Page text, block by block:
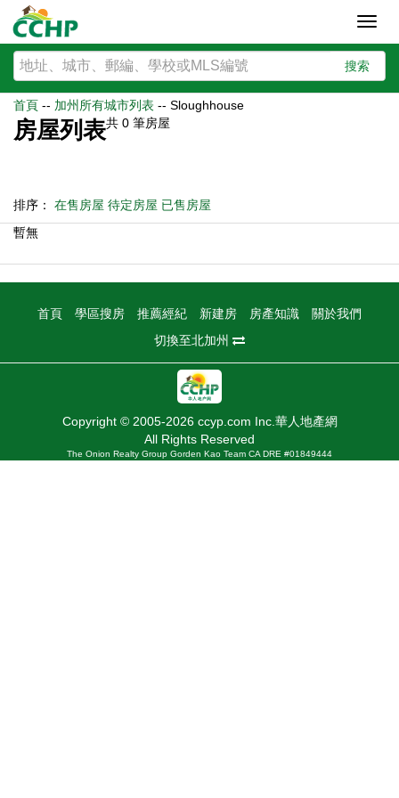
搜索
首頁 -- 加州所有城市列表 -- Sloughhouse
房屋列表共 0 筆房屋
排序： 在售房屋 待定房屋 已售房屋
暫無
首頁 學區搜房 推薦經紀 新建房 房產知識
關於我們
切換至北加州
Copyright © 2005-2026 ccyp.com Inc.華人地產網
All Rights Reserved
The Onion Realty Group Gorden Kao Team CA DRE #01849444